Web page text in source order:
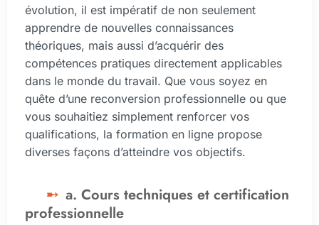
évolution, il est impératif de non seulement
apprendre de nouvelles connaissances
théoriques, mais aussi d’acquérir des
compétences pratiques directement applicables
dans le monde du travail. Que vous soyez en
quête d’une reconversion professionnelle ou que
vous souhaitiez simplement renforcer vos
qualifications, la formation en ligne propose
diverses façons d’atteindre vos objectifs.
a. Cours techniques et certification
professionnelle